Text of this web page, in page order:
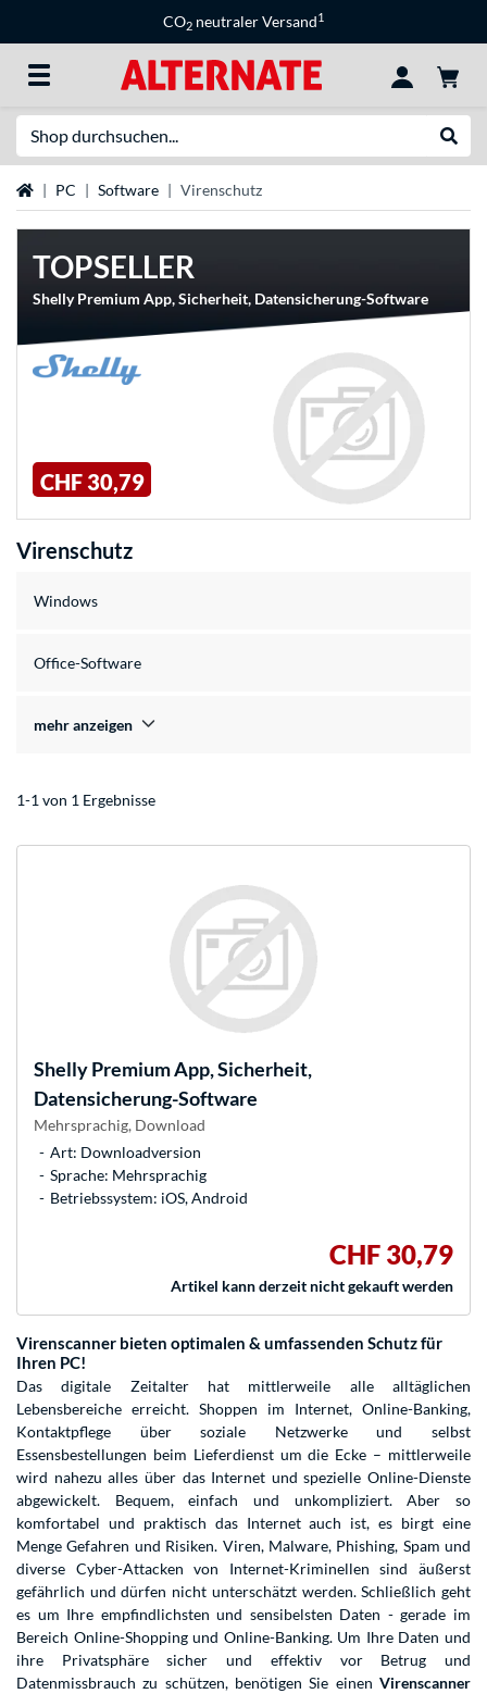
CO2 neutraler Versand1
Startseite
PC Software Virenschutz
TOPSELLER
Shelly Premium App, Sicherheit, Datensicherung-Software
CHF 30,79
Virenschutz
Windows
Office-Software
mehr anzeigen
1-1 von 1 Ergebnisse
ShellyPremium App, Sicherheit,
Datensicherung-Software
Mehrsprachig, Download
Art: Downloadversion
Sprache: Mehrsprachig
Betriebssystem: iOS, Android
CHF 30,79
Artikel kann derzeit nicht gekauft werden
Virenscanner bieten optimalen & umfassenden Schutz für
Ihren PC!
Das digitale Zeitalter hat mittlerweile alle alltäglichen
Lebensbereiche erreicht. Shoppen im Internet, Online-Banking,
Kontaktpflege über soziale Netzwerke und selbst
Essensbestellungen beim Lieferdienst um die Ecke – mittlerweile
wird nahezu alles über das Internet und spezielle Online-Dienste
abgewickelt. Bequem, einfach und unkompliziert. Aber so
komfortabel und praktisch das Internet auch ist, es birgt eine
Menge Gefahren und Risiken. Viren, Malware, Phishing, Spam und
diverse Cyber-Attacken von Internet-Kriminellen sind äußerst
gefährlich und dürfen nicht unterschätzt werden. Schließlich geht
es um Ihre empfindlichsten und sensibelsten Daten - gerade im
Bereich Online-Shopping und Online-Banking. Um Ihre Daten und
ihre Privatsphäre sicher und effektiv vor Betrug und
Datenmissbrauch zu schützen, benötigen Sie einen Virenscanner